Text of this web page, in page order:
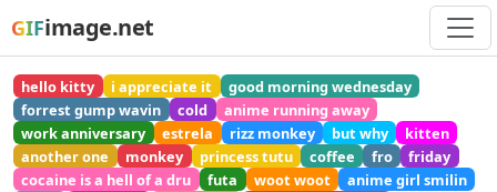
GIFimage.net
hello kitty i appreciate it
good morning wednesday
forrest gump wavin
cold
anime running away
work anniversary
estrela rizz monkey but why
kitten
another one
monkey princess tutu coffee fro
friday
cocaine is a hell of a dru
futa woot woot
anime girl smilin